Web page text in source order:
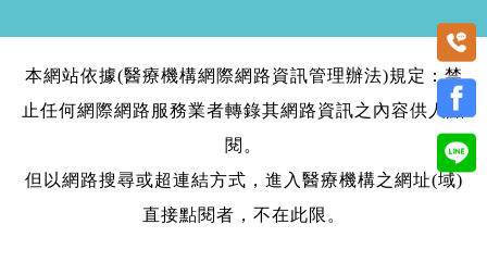
本網站依據(醫療機構網際網路資訊管理辦法)規定：禁
止任何網際網路服務業者轉錄其網路資訊之內容供人點
閱。
但以網路搜尋或超連結方式，進入醫療機構之網址(域)
直接點閱者，不在此限。